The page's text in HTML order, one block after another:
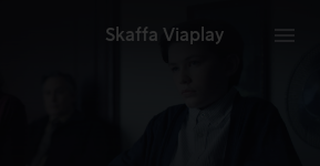
Skaffa Viaplay